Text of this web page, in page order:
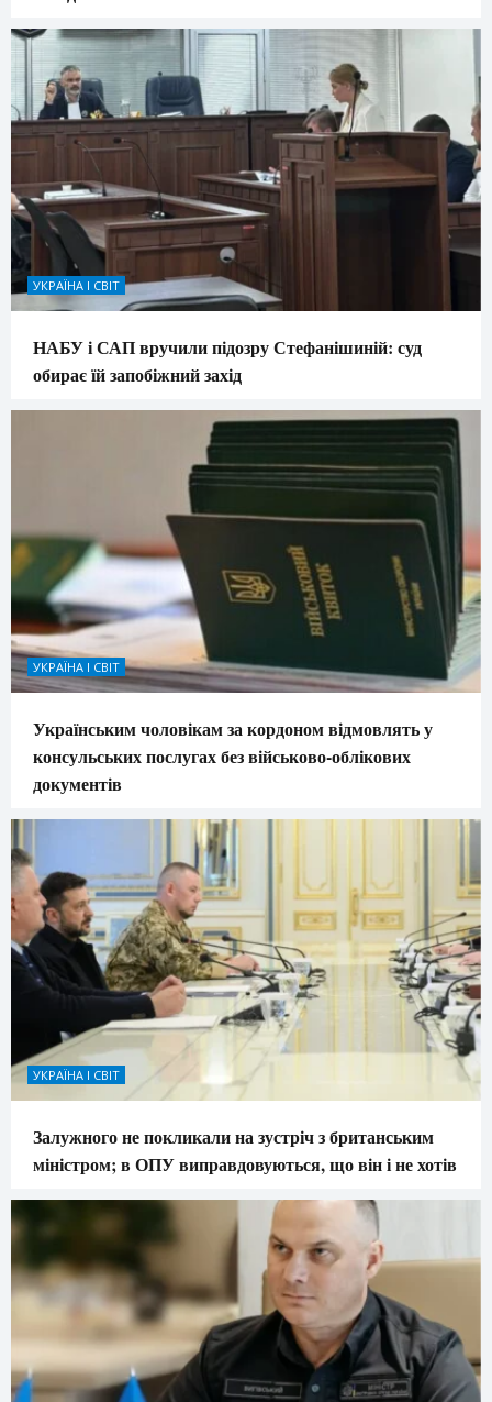
УКРАЇНА І СВІТ
НАБУ і САП вручили підозру Стефанішиній: суд
обирає їй запобіжний захід
УКРАЇНА І СВІТ
Українським чоловікам за кордоном відмовлять у
консульських послугах без військово-облікових
документів
УКРАЇНА І СВІТ
Залужного не покликали на зустріч з британським
міністром; в ОПУ виправдовуються, що він і не хотів